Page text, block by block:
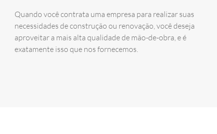
Quando você contrata uma empresa para realizar suas
necessidades de construção ou renovação, você deseja
aproveitar a mais alta qualidade de mão-de-obra, e é
exatamente isso que nos fornecemos.